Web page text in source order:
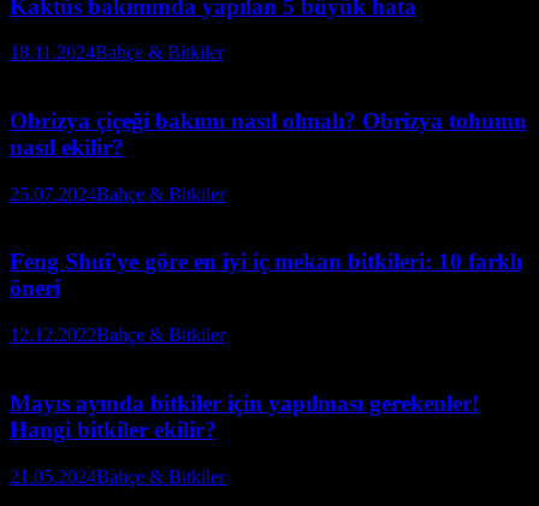
Kaktüs bakımında yapılan 5 büyük hata
18.11.2024Bahçe & Bitkiler
Obrizya çiçeği bakımı nasıl olmalı? Obrizya tohumu
nasıl ekilir?
25.07.2024Bahçe & Bitkiler
Feng Shui'ye göre en iyi iç mekan bitkileri: 10 farklı
öneri
12.12.2022Bahçe & Bitkiler
Mayıs ayında bitkiler için yapılması gerekenler!
Hangi bitkiler ekilir?
21.05.2024Bahçe & Bitkiler